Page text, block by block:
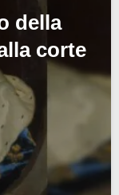
della
corte